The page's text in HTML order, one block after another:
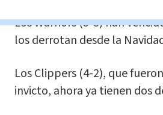
Los Warriors (5-3) han
los derrotan desde la
Los Clippers (4-2), que
invicto, ahora ya tienen dos